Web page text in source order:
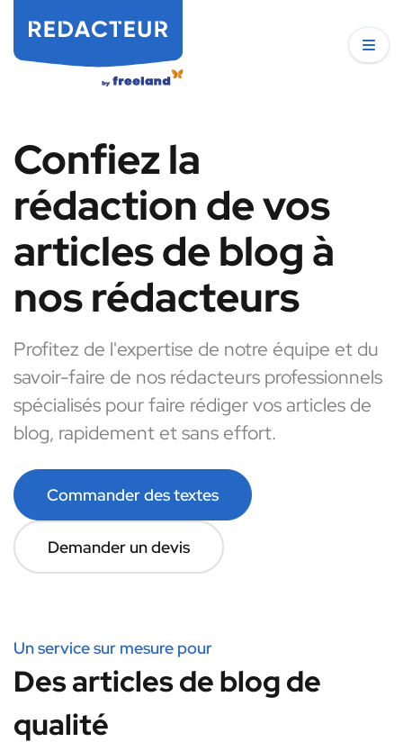
Confiez la
rédaction de vos
articles de blog à
nos rédacteurs
Profitez de l'expertise de notre équipe et du
savoir-faire de nos rédacteurs professionnels
spécialisés pour faire rédiger vos articles de
blog, rapidement et sans effort.
Commander des textes
Demander un devis
Un service sur mesure pour
Des articles de blog de
qualité